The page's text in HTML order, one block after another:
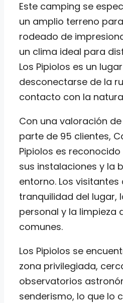
Este camping se
un amplio terreno
rodeado de
un clima ideal para
Los Pipiolos es un
desconectarse de la
contacto con la
Con una valoración
parte de 95 clientes,
Pipiolos es
sus instalaciones y la
entorno. Los
tranquilidad del lugar,
personal y la limpieza
comunes.
Los Pipiolos se
zona privilegiada,
observatorios
senderismo, lo que lo